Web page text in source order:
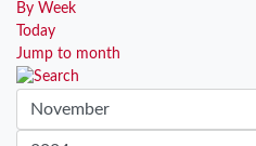
By Week
Today
Jump to month